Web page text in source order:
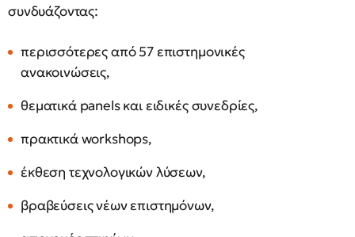
συνδυάζοντας:
περισσότερες από 57 επιστημονικές
ανακοινώσεις,
θεματικά panels και ειδικές συνεδρίες,
πρακτικά workshops,
έκθεση τεχνολογικών λύσεων,
βραβεύσεις νέων επιστημόνων,